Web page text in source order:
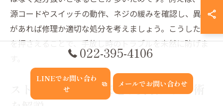
源コードやスイッチの動作、ネジの緩みを確認し、異常
があれば修理か適切な処分を考えましょう。こうした点
を押さえることで、手放し時のトラブルを未然に防げま
ストーブなど生活家電の買取アップ術
022-395-4106
LINEでお問い合わ
せ
メールでお問い合わせ